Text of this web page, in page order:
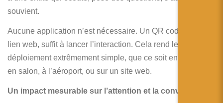
souvient.
Aucune application n’est nécessaire. Un QR code, ou un
lien web, suffit à lancer l’interaction. Cela rend le
déploiement extrêmement simple, que ce soit en boutique,
en salon, à l’aéroport, ou sur un site web.
Un impact mesurable sur l’attention et la conversion